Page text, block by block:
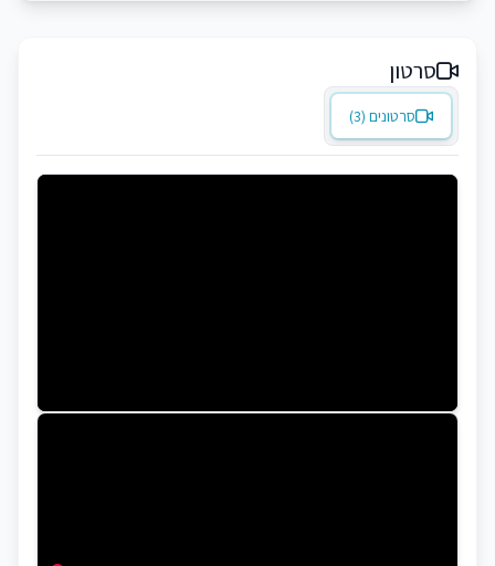
סרטון
סרטונים (3)